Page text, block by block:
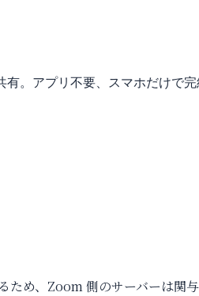
アプリ不要、スマホだけで
め、Zoom 側のサーバーは関